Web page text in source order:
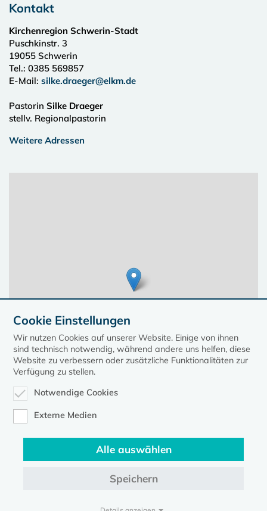
Kontakt
Kirchenregion Schwerin-Stadt
Puschkinstr. 3
19055 Schwerin
Tel.: 0385 569857
E-Mail: silke.draeger@elkm.de
Pastorin Silke Draeger
stellv. Regionalpastorin
Weitere Adressen
Diese Seite gehört zum Portalkirche-mv.de
Evangelische Kirche in Mecklenburg-Vorpommern © 2026
Cookie Einstellungen
Wir nutzen Cookies auf unserer Website. Einige von ihnen
sind technisch notwendig, während andere uns helfen, diese
Website zu verbessern oder zusätzliche Funktionalitäten zur
Verfügung zu stellen.
Notwendige Cookies
Externe Medien
Alle auswählen
Speichern